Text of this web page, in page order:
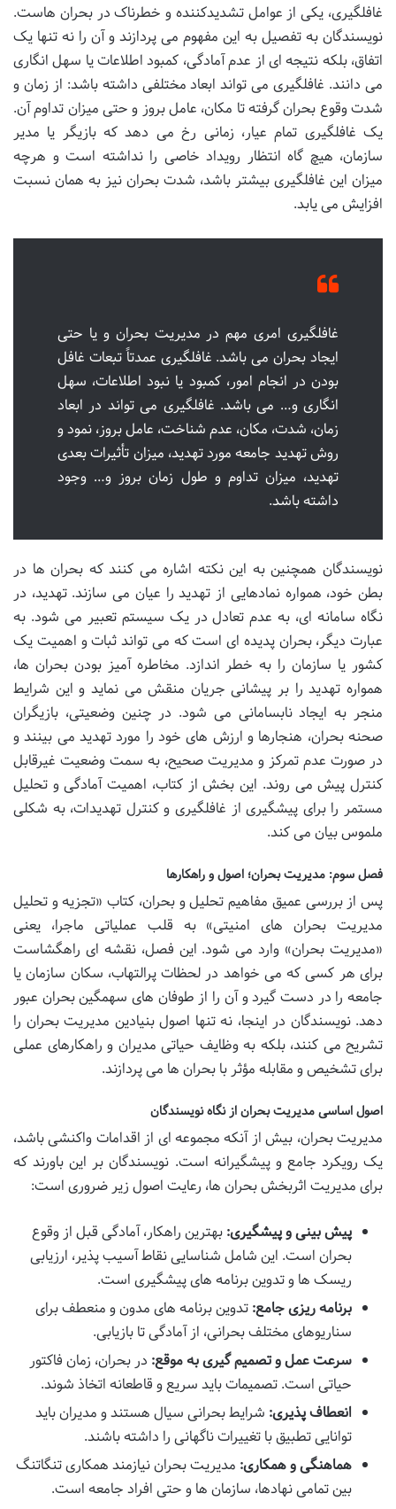
غافلگیری، یکی از عوامل تشدیدکننده و خطرناک در بحران هاست.
نویسندگان به تفصیل به این مفهوم می پردازند و آن را نه تنها یک
اتفاق، بلکه نتیجه ای از عدم آمادگی، کمبود اطلاعات یا سهل انگاری
می دانند. غافلگیری می تواند ابعاد مختلفی داشته باشد: از زمان و
شدت وقوع بحران گرفته تا مکان، عامل بروز و حتی میزان تداوم آن.
یک غافلگیری تمام عیار، زمانی رخ می دهد که بازیگر یا مدیر
سازمان، هیچ گاه انتظار رویداد خاصی را نداشته است و هرچه
میزان این غافلگیری بیشتر باشد، شدت بحران نیز به همان نسبت
افزایش می یابد.
غافلگیری امری مهم در مدیریت بحران و یا حتی
ایجاد بحران می باشد. غافلگیری عمدتاً تبعات غافل
بودن در انجام امور، کمبود یا نبود اطلاعات، سهل
انگاری و… می باشد. غافلگیری می تواند در ابعاد
زمان، شدت، مکان، عدم شناخت، عامل بروز، نمود و
روش تهدید جامعه مورد تهدید، میزان تأثیرات بعدی
تهدید، میزان تداوم و طول زمان بروز و… وجود
داشته باشد.
نویسندگان همچنین به این نکته اشاره می کنند که بحران ها در
بطن خود، همواره نمادهایی از تهدید را عیان می سازند. تهدید، در
نگاه سامانه ای، به عدم تعادل در یک سیستم تعبیر می شود. به
عبارت دیگر، بحران پدیده ای است که می تواند ثبات و اهمیت یک
کشور یا سازمان را به خطر اندازد. مخاطره آمیز بودن بحران ها،
همواره تهدید را بر پیشانی جریان منقش می نماید و این شرایط
منجر به ایجاد نابسامانی می شود. در چنین وضعیتی، بازیگران
صحنه بحران، هنجارها و ارزش های خود را مورد تهدید می بینند و
در صورت عدم تمرکز و مدیریت صحیح، به سمت وضعیت غیرقابل
کنترل پیش می روند. این بخش از کتاب، اهمیت آمادگی و تحلیل
مستمر را برای پیشگیری از غافلگیری و کنترل تهدیدات، به شکلی
ملموس بیان می کند.
فصل سوم: مدیریت بحران؛ اصول و راهکارها
پس از بررسی عمیق مفاهیم تحلیل و بحران، کتاب «تجزیه و تحلیل
مدیریت بحران های امنیتی» به قلب عملیاتی ماجرا، یعنی
«مدیریت بحران» وارد می شود. این فصل، نقشه ای راهگشاست
برای هر کسی که می خواهد در لحظات پرالتهاب، سکان سازمان یا
جامعه را در دست گیرد و آن را از طوفان های سهمگین بحران عبور
دهد. نویسندگان در اینجا، نه تنها اصول بنیادین مدیریت بحران را
تشریح می کنند، بلکه به وظایف حیاتی مدیران و راهکارهای عملی
برای تشخیص و مقابله مؤثر با بحران ها می پردازند.
اصول اساسی مدیریت بحران از نگاه نویسندگان
مدیریت بحران، بیش از آنکه مجموعه ای از اقدامات واکنشی باشد،
یک رویکرد جامع و پیشگیرانه است. نویسندگان بر این باورند که
برای مدیریت اثربخش بحران ها، رعایت اصول زیر ضروری است:
پیش بینی و پیشگیری: بهترین راهکار، آمادگی قبل از وقوع
بحران است. این شامل شناسایی نقاط آسیب پذیر، ارزیابی
ریسک ها و تدوین برنامه های پیشگیری است.
برنامه ریزی جامع: تدوین برنامه های مدون و منعطف برای
سناریوهای مختلف بحرانی، از آمادگی تا بازیابی.
سرعت عمل و تصمیم گیری به موقع: در بحران، زمان فاکتور
حیاتی است. تصمیمات باید سریع و قاطعانه اتخاذ شوند.
انعطاف پذیری: شرایط بحرانی سیال هستند و مدیران باید
توانایی تطبیق با تغییرات ناگهانی را داشته باشند.
هماهنگی و همکاری: مدیریت بحران نیازمند همکاری تنگاتنگ
بین تمامی نهادها، سازمان ها و حتی افراد جامعه است.